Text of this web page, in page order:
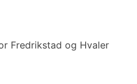
Fredrikstad og Hvaler